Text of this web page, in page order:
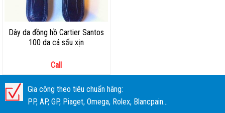
Dây da đồng hồ Cartier Santos
100 da cá sấu xịn
Call
Gia công theo tiêu chuẩn hãng:
PP, AP, GP, Piaget, Omega, Rolex, Blancpain...